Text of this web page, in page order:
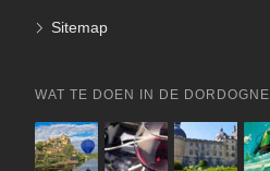
Sitemap
WAT TE DOEN IN DE DORDOGNE